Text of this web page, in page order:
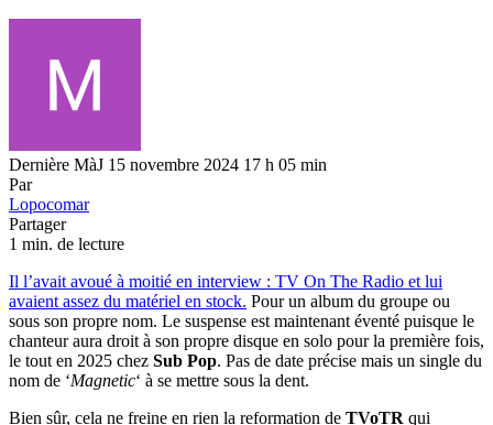
Dernière MàJ 15 novembre 2024 17 h 05 min
Par
Lopocomar
Partager
1 min. de lecture
Il l’avait avoué à moitié en interview : TV On The Radio et lui
avaient assez du matériel en stock. Pour un album du groupe ou
sous son propre nom. Le suspense est maintenant éventé puisque le
chanteur aura droit à son propre disque en solo pour la première fois,
le tout en 2025 chez Sub Pop. Pas de date précise mais un single du
nom de ‘Magnetic‘ à se mettre sous la dent.
Bien sûr, cela ne freine en rien la reformation de TVoTR qui